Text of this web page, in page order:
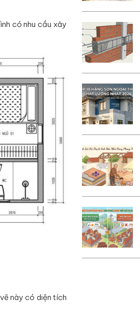
có nhu cầu xây
này có diện tích